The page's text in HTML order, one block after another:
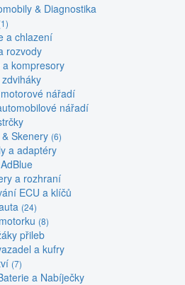
& Diagnostika
a chlazení
rozvody
kompresory
nářadí
nářadí
Skenery (6)
a adaptéry
a rozhraní
ECU a klíčů
(24)
(8)
přileb
a kufry
(7)
a Nabíječky